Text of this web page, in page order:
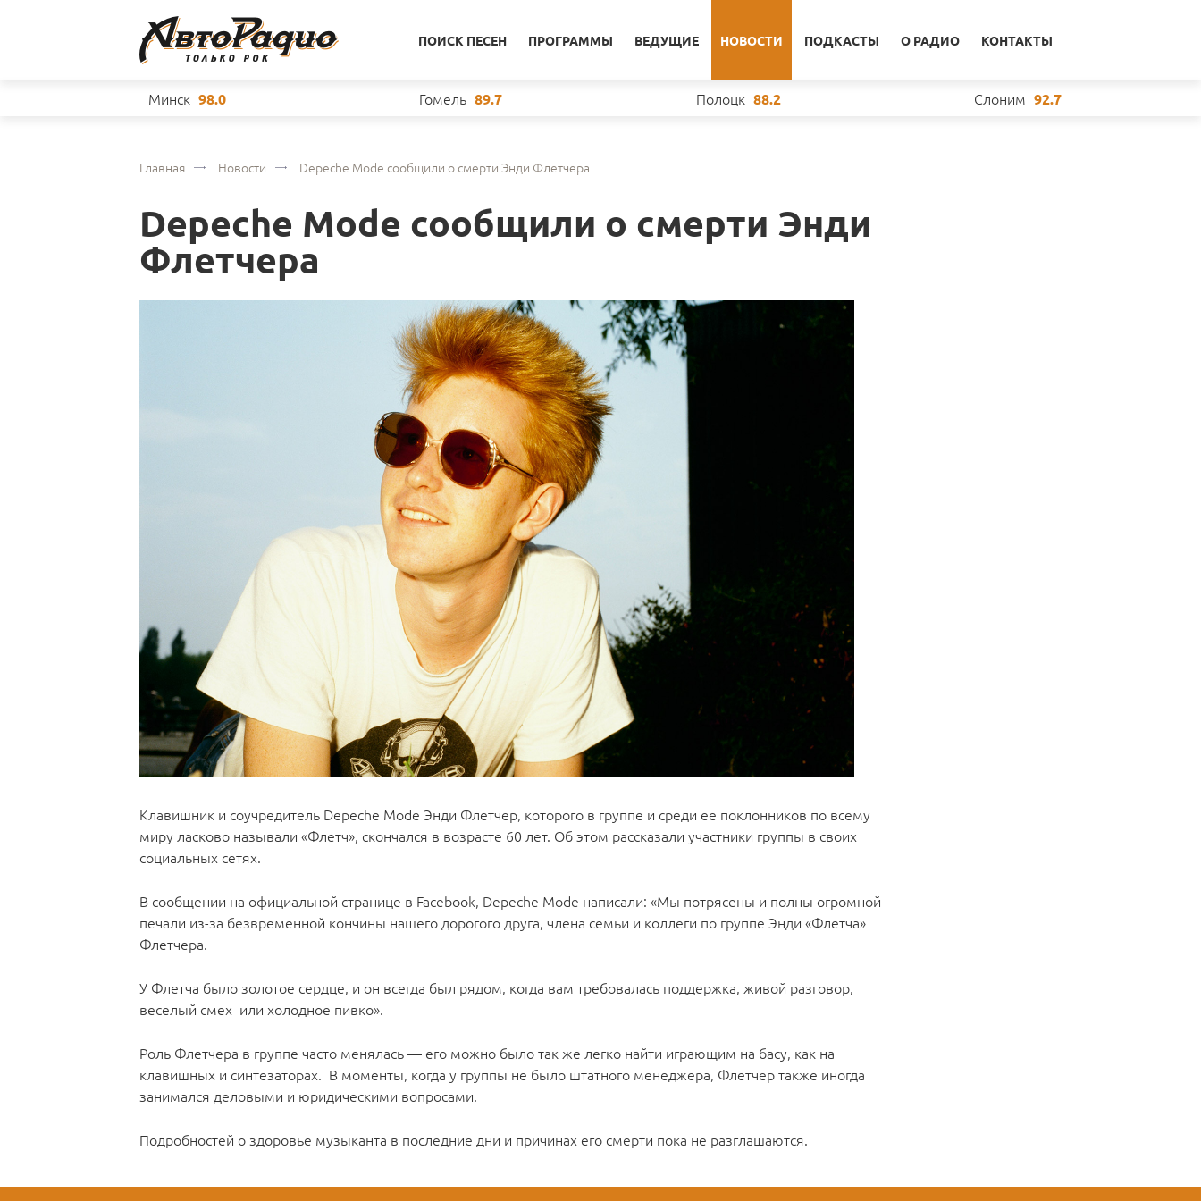
ПОИСК ПЕСЕН ПРОГРАММЫ ВЕДУЩИЕ НОВОСТИ ПОДКАСТЫ О РАДИО КОНТАКТЫ
Минск 98.0 Гомель 89.7 Полоцк 88.2 Слоним 92.7
Главная Новости Depeche Mode сообщили о смерти Энди Флетчера
Depeche Mode сообщили о смерти Энди
Флетчера
Клавишник и соучредитель Depeche Mode Энди Флетчер, которого в группе и среди ее поклонников по всему
миру ласково называли «Флетч», скончался в возрасте 60 лет. Об этом рассказали участники группы в своих
социальных сетях.
В сообщении на официальной странице в Facebook, Depeche Mode написали: «Мы потрясены и полны огромной
печали из-за безвременной кончины нашего дорогого друга, члена семьи и коллеги по группе Энди «Флетча»
Флетчера.
У Флетча было золотое сердце, и он всегда был рядом, когда вам требовалась поддержка, живой разговор,
веселый смех или холодное пивко».
Роль Флетчера в группе часто менялась — его можно было так же легко найти играющим на басу, как на
клавишных и синтезаторах. В моменты, когда у группы не было штатного менеджера, Флетчер также иногда
занимался деловыми и юридическими вопросами.
Подробностей о здоровье музыканта в последние дни и причинах его смерти пока не разглашаются.